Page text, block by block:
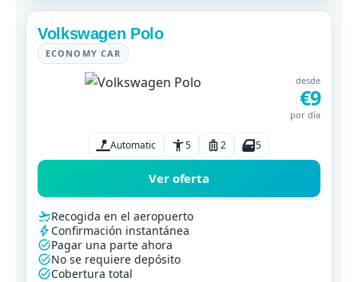
Volkswagen Polo
ECONOMY CAR
desde
€9
por día
Automatic 5 2 5
Ver oferta
Recogida en el aeropuerto
Confirmación instantánea
Pagar una parte ahora
No se requiere depósito
Cobertura total